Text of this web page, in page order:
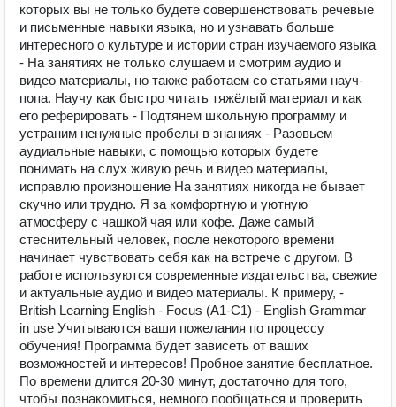
которых вы не только будете совершенствовать речевые
и письменные навыки языка, но и узнавать больше
интересного о культуре и истории стран изучаемого языка
- На занятиях не только слушаем и смотрим аудио и
видео материалы, но также работаем со статьями науч-
попа. Научу как быстро читать тяжёлый материал и как
его реферировать - Подтянем школьную программу и
устраним ненужные пробелы в знаниях - Разовьем
аудиальные навыки, с помощью которых будете
понимать на слух живую речь и видео материалы,
исправлю произношение На занятиях никогда не бывает
скучно или трудно. Я за комфортную и уютную
атмосферу с чашкой чая или кофе. Даже самый
стеснительный человек, после некоторого времени
начинает чувствовать себя как на встрече с другом. В
работе используются современные издательства, свежие
и актуальные аудио и видео материалы. К примеру, -
British Learning English - Focus (A1-C1) - English Grammar
in use Учитываются ваши пожелания по процессу
обучения! Программа будет зависеть от ваших
возможностей и интересов! Пробное занятие бесплатное.
По времени длится 20-30 минут, достаточно для того,
чтобы познакомиться, немного пообщаться и проверить